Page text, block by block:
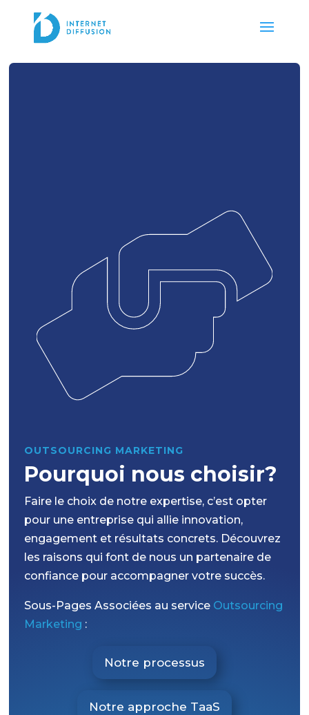
OUTSOURCING MARKETING
Pourquoi nous choisir?
Faire le choix de notre expertise, c’est opter
pour une entreprise qui allie innovation,
engagement et résultats concrets. Découvrez
les raisons qui font de nous un partenaire de
confiance pour accompagner votre succès.
Sous-Pages Associées au service Outsourcing
Marketing :
Notre processus
Notre approche TaaS